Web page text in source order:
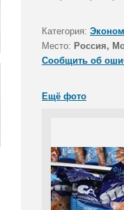
Категория:
Место: Россия,
Сообщить об
Ещё фото